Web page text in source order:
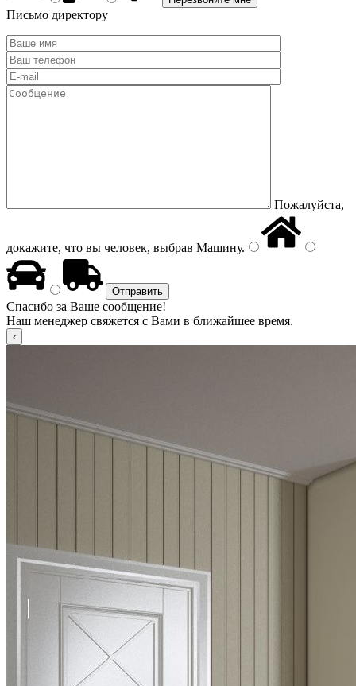
Письмо директору
Пожалуйста,
докажите, что вы человек, выбрав Машину.
Спасибо за Ваше сообщение!
Наш менеджер свяжется с Вами в ближайшее время.